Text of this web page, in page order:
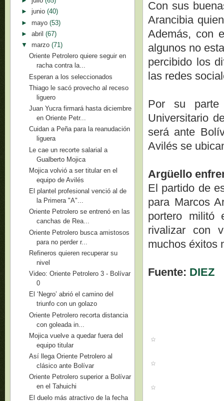
Con sus
Arancibia
Además, con
algunos no
percibido los
las redes
Por su
Universitario
será ante
Avilés se
Argüello
El partido de
para Marcos
portero militó
rivalizar con
muchos éxitos
Fuente: DIEZ
► junio (40)
► mayo (53)
► abril (67)
▼ marzo (71)
Oriente Petrolero quiere seguir en
racha contra la...
Esperan a los seleccionados
Thiago le sacó provecho al receso
liguero
Juan Yucra firmará hasta diciembre
en Oriente Petr...
Cuidan a Peña para la reanudación
liguera
Le cae un recorte salarial a
Gualberto Mojica
Mojica volvió a ser titular en el
equipo de Avilés
El plantel profesional venció al de
la Primera "A"...
Oriente Petrolero se entrenó en las
canchas de Rea...
Oriente Petrolero busca amistosos
para no perder r...
Refineros quieren recuperar su
nivel
Video: Oriente Petrolero 3 - Bolívar
0
El ‘Negro’ abrió el camino del
triunfo con un golazo
Oriente Petrolero recorta distancia
con goleada in...
Mojica vuelve a quedar fuera del
equipo titular
Así llega Oriente Petrolero al
clásico ante Bolívar
Oriente Petrolero superior a Bolívar
en el Tahuichi
El duelo más atractivo de la fecha